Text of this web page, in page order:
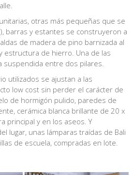
otras más pequeñas que se
barras y estantes se construyeron a
de madera de pino barnizada al
estructura de hierro. Una de las
suspendida entre dos pilares.
utilizados se ajustan a las
low cost sin perder el carácter de
de hormigón pulido, paredes de
cerámica blanca brillante de 20 x
principal y en los aseos. Y
lugar, unas lámparas traídas de Bali
de escuela, compradas en lote.